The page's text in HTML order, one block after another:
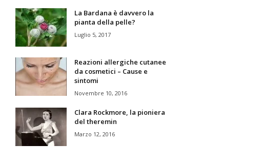
La Bardana è davvero la
pianta della pelle?
Luglio 5, 2017
Reazioni allergiche cutanee
da cosmetici – Cause e
sintomi
Novembre 10, 2016
Clara Rockmore, la pioniera
del theremin
Marzo 12, 2016